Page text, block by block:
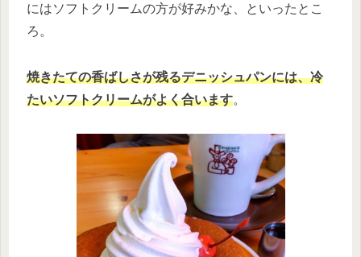
にはソフトクリームの方が好みかな、といったとこ
ろ。
焼きたての香ばしさが残るデニッシュパンには、冷
たいソフトクリームがよく合います。